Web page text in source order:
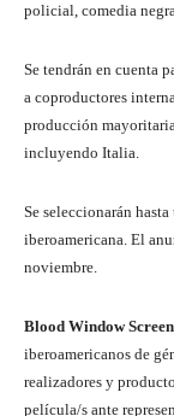
policial, comedia
Se tendrán en cuenta
a coproductores
producción
incluyendo Italia.
Se seleccionarán
iberoamericana. El
noviembre.
Blood Window
iberoamericanos de
realizadores y
película/s ante